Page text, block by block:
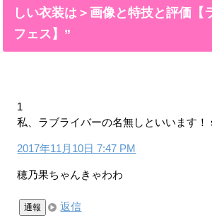
しい衣装は＞画像と特技と評価【
フェス】”
1
私、ラブライバーの名無しといいます！
2017年11月10日 7:47 PM
穂乃果ちゃんきゃわわ
通報 返信